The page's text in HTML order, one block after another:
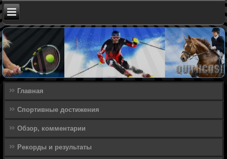
Главная
Спортивные достижения
Обзор, комментарии
Рекорды и результаты